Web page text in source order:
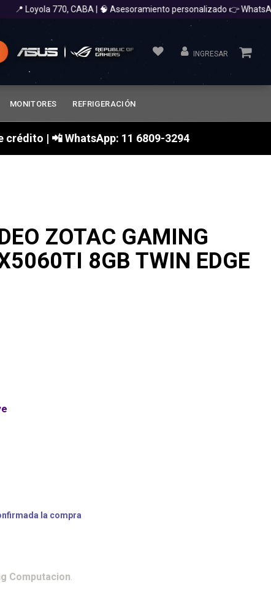
Loyola 770, CABA | 🧠 Asesoramiento personalizado 👉 WhatsApp
INGRESAR
MONITORES REFRIGERACIÓN
| 📲 WhatsApp: 11 6809-3294
ZOTAC GAMING
8GB TWIN EDGE
la compra
Computacion.